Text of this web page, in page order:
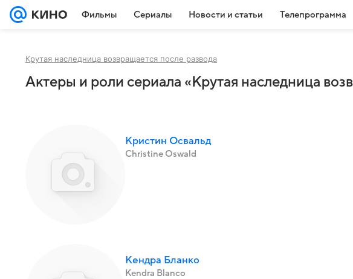
Фильмы Сериалы Новости и статьи Телепрограмма
Крутая наследница возвращается после развода
Актеры и роли сериала «Крутая наследница
Кристин Освальд
Christine Oswald
Кендра Бланко
Kendra Blanco